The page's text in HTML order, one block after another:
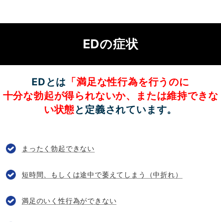
EDの症状
EDとは 「満足な性行為を行うのに
十分な勃起が得られないか、または維持できな
い状態と定義されています。
まったく勃起できない
短時間、もしくは途中で萎えてしまう（中折れ）
満足のいく性行為ができない